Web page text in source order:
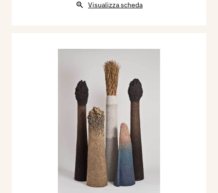
Visualizza scheda